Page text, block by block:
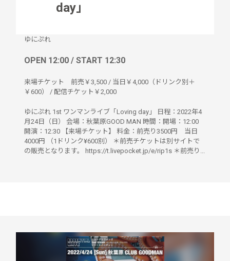
day」
ゆにぷれ
OPEN 12:00 / START 12:30
来場チケット 前売￥3,500 / 当日￥4,000（ドリンク別＋
￥600） / 配信チケット￥2,000
ゆにぷれ 1st ワンマンライブ「Loving day」 日程：2022年4
月24日（日） 会場：秋葉原GOOD MAN 時間：開場：12:00
開演：12:30 【来場チケット】 料金：前売り3500円 当日
4000円 （1ドリンク¥600別） ＊前売チケットは別サイトで
の販売となります。 https://t.livepocket.jp/e/rip1s ＊前売り...